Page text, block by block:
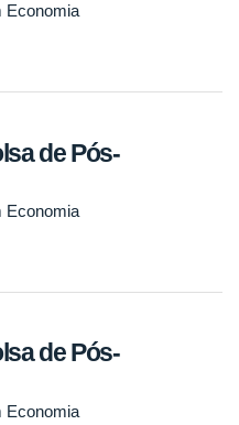
Economia
de Pós-
Economia
de Pós-
Economia